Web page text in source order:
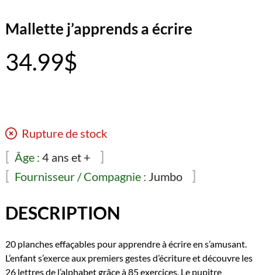
Mallette j’apprends a écrire
34.99$
Rupture de stock
Âge : 4 ans et +
Fournisseur / Compagnie : Jumbo
DESCRIPTION
20 planches effaçables pour apprendre à écrire en s’amusant.
L’enfant s’exerce aux premiers gestes d’écriture et découvre les
26 lettres de l’alphabet grâce à 85 exercices. Le pupitre